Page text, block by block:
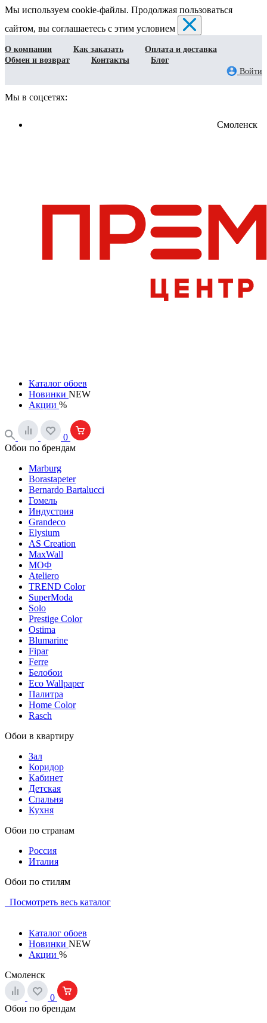
Мы используем cookie-файлы. Продолжая пользоваться
сайтом, вы соглашаетесь с этим условием
О компании Как заказать
Оплата и доставка
Обмен и возврат
Контакты
Блог
Войти
Мы в соцсетях:
Смоленск
Каталог обоев
Новинки NEW
Акции %
0
Обои по брендам
Marburg
Borastapeter
Bernardo Bartalucci
Гомель
Индустрия
Grandeco
Elysium
AS Creation
MaxWall
МОФ
Ateliero
TREND Color
SuperModa
Solo
Prestige Color
Ostima
Blumarine
Fipar
Ferre
Белобои
Eco Wallpaper
Палитра
Home Color
Rasch
Обои в квартиру
Зал
Коридор
Кабинет
Детская
Спальня
Кухня
Обои по странам
Россия
Италия
Обои по стилям
Посмотреть весь каталог
Каталог обоев
Новинки NEW
Акции %
Смоленск
0
Обои по брендам